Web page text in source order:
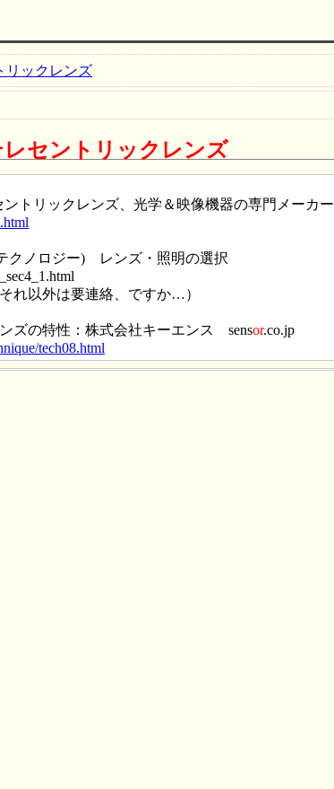
リックレンズ
レセントリックレンズ
トリックレンズ、光学＆映像機器の専門メーカー
クノロジー) レンズ・照明の選択
れ以外は要連絡、ですか…）
ズの特性：株式会社キーエンス sensor.co.jp
tech08.html